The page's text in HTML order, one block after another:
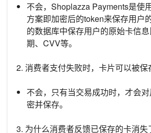
不会，Shoplazza Payments是使
方案即加密后的token来保存用户
的数据库中保存用户的原始卡信
期、CVV等。
2. 消费者支付失败时，卡片可以被保
不会，只有当交易成功时，才会
密并保存。
3. 为什么消费者反馈已保存的卡消失